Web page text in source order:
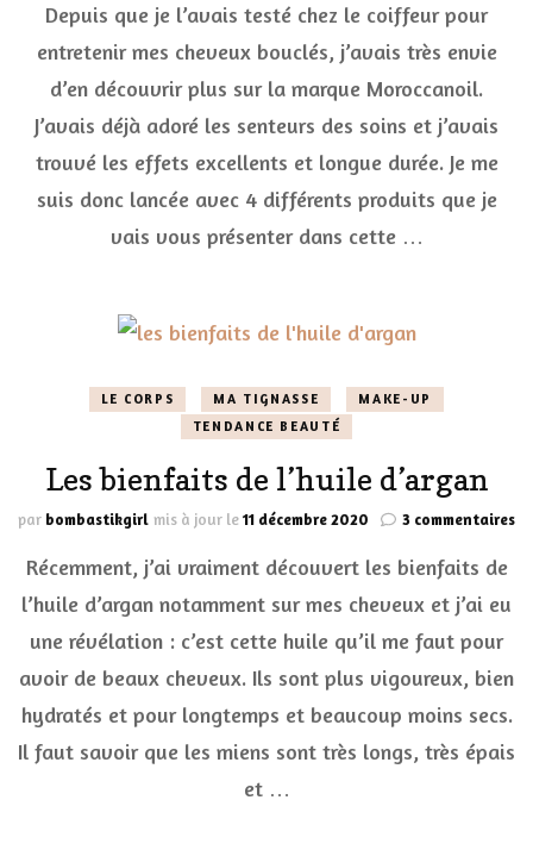
routine
cheveux
bouclés
Moroccanoil
Depuis que je l’avais testé chez le coiffeur pour
entretenir mes cheveux bouclés, j’avais très envie
d’en découvrir plus sur la marque Moroccanoil.
J’avais déjà adoré les senteurs des soins et j’avais
trouvé les effets excellents et longue durée. Je me
suis donc lancée avec 4 différents produits que je
vais vous présenter dans cette …
LE CORPS MA TIGNASSE
MAKE-UP
TENDANCE BEAUTÉ
Les bienfaits de l’huile d’argan
par bombastikgirl mis à jour le11 décembre 2020 3 commentaires
Récemment, j’ai vraiment découvert les bienfaits de
l’huile d’argan notamment sur mes cheveux et j’ai eu
une révélation : c’est cette huile qu’il me faut pour
avoir de beaux cheveux. Ils sont plus vigoureux, bien
hydratés et pour longtemps et beaucoup moins secs.
Il faut savoir que les miens sont très longs, très épais
et …